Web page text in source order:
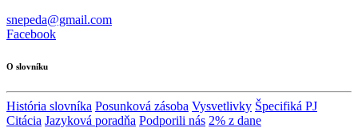
snepeda@gmail.com
Facebook
O slovníku
História slovníka Posunková zásoba Vysvetlivky Špecifiká PJ
Citácia Jazyková poradňa Podporili nás 2% z dane